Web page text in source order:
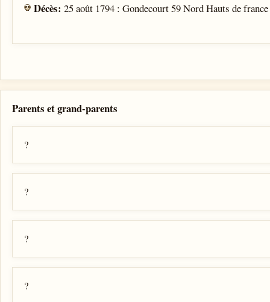
Décès:25 août 1794 : Gondecourt 59 Nord Hauts de
Parents et grand-parents
?
?
?
?